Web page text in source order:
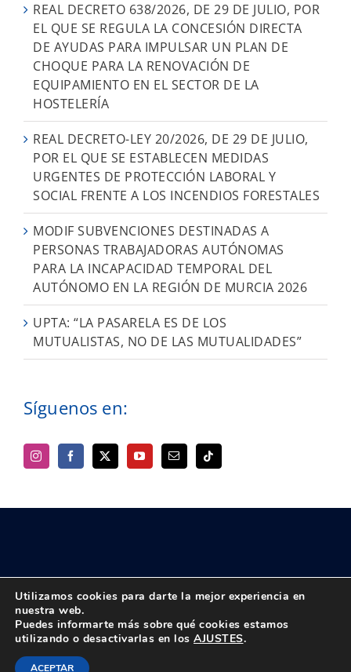
REAL DECRETO 638/2026, DE 29 DE JULIO, POR
EL QUE SE REGULA LA CONCESIÓN DIRECTA
DE AYUDAS PARA IMPULSAR UN PLAN DE
CHOQUE PARA LA RENOVACIÓN DE
EQUIPAMIENTO EN EL SECTOR DE LA
HOSTELERÍA
REAL DECRETO-LEY 20/2026, DE 29 DE JULIO,
POR EL QUE SE ESTABLECEN MEDIDAS
URGENTES DE PROTECCIÓN LABORAL Y
SOCIAL FRENTE A LOS INCENDIOS FORESTALES
MODIF SUBVENCIONES DESTINADAS A
PERSONAS TRABAJADORAS AUTÓNOMAS
PARA LA INCAPACIDAD TEMPORAL DEL
AUTÓNOMO EN LA REGIÓN DE MURCIA 2026
UPTA: “LA PASARELA ES DE LOS
MUTUALISTAS, NO DE LAS MUTUALIDADES”
Síguenos en:
© Copyright 2018 - 2026 UPTA | Todos los derechos reservados
|Política de privacidad|Aviso Legal
Utilizamos cookies para darte la mejor experiencia en
nuestra web.
Puedes informarte más sobre qué cookies estamos
utilizando o desactivarlas en los AJUSTES.
ACEPTAR